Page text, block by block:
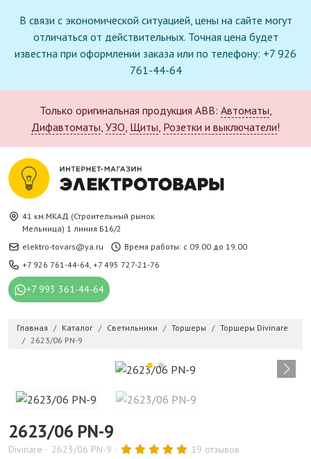
В связи с экономической ситуацией, цены на сайте могут
отличаться от действительных. Точная цена будет
известна при оформлении заказа или по телефону: +7 926
761-44-64
Только оригинальная продукция ABB: Автоматы,
Дифавтоматы, УЗО, Щиты, Розетки и выключатели!
41 км.МКАД (Строительный рынок
Мельница) 1 линия Б16/2
elektro-tovars@ya.ru
Время работы: с 09.00 до 19.00
+7 926 761-44-64, +7 495 727-21-76
+7 993 361-44-64
Главная Каталог Светильники Торшеры
Торшеры Divinare
2623/06 PN-9
2623/06 PN-9
Divinare 2623/06 PN-9 19 отзывов